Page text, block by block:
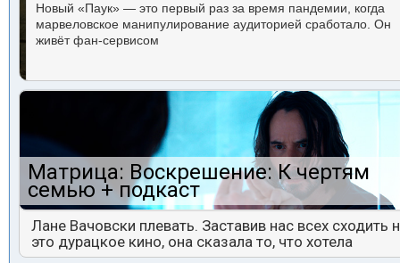
Новый «Паук» — это первый раз за время пандемии, когда
марвеловское манипулирование аудиторией сработало. Он
живёт фан-сервисом
Матрица: Воскрешение: К чертям
семью + подкаст
Лане Вачовски плевать. Заставив нас всех сходить
это дурацкое кино, она сказала то, что хотела